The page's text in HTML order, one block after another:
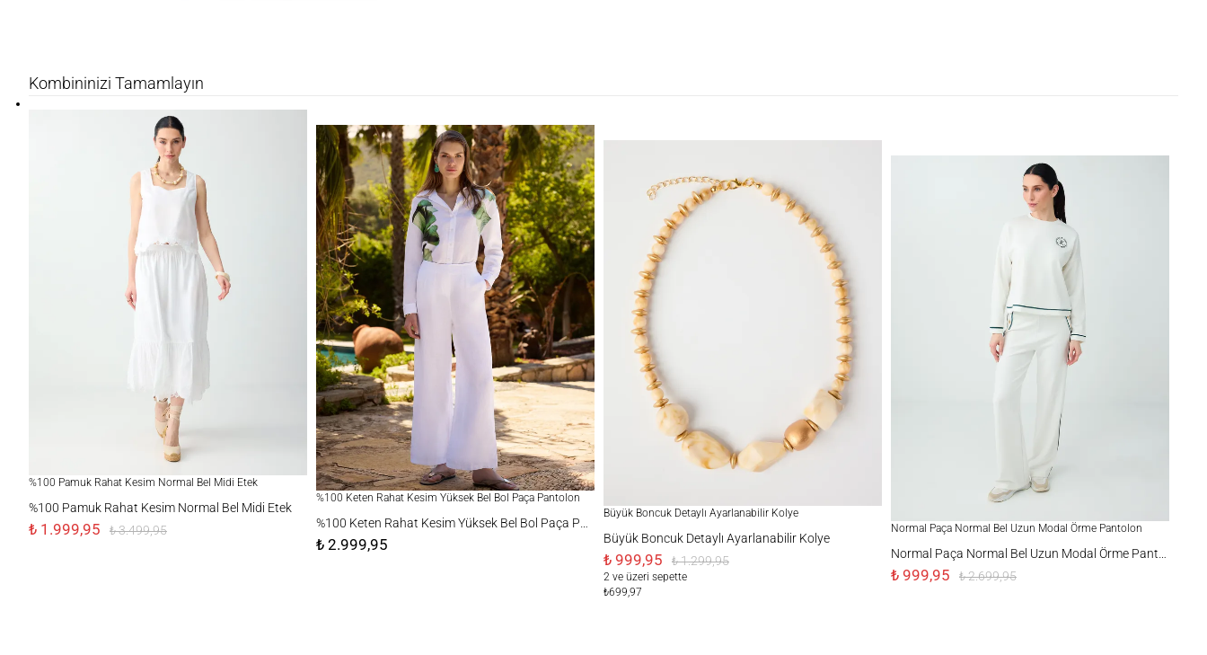
Kombininizi Tamamlayın
%100 Pamuk Rahat Kesim Normal Bel Midi Etek
%100 Pamuk Rahat Kesim Normal Bel Midi Etek
₺ 1.999,95 ₺ 3.499,95
%100 Keten Rahat Kesim Yüksek Bel Bol Paça Pantolon
₺ 2.999,95
Büyük Boncuk Detaylı Ayarlanabilir Kolye
Büyük Boncuk Detaylı Ayarlanabilir Kolye
₺ 999,95 ₺ 1.299,95
2 ve üzeri sepette
₺699,97
Normal Paça Normal Bel Uzun Modal Örme Pantolon
₺ 999,95 ₺ 2.699,95